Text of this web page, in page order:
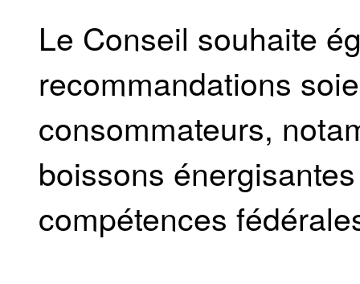
Le Conseil souhaite
recommandations
consommateurs,
boissons
compétences